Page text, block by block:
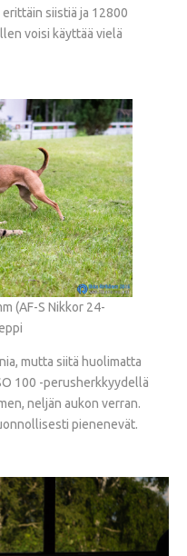
erittäin siistiä ja 12800
voisi käyttää vielä
(AF-S Nikkor 24-
mutta siitä huolimatta
100 -perusherkkyydellä
neljän aukon verran.
pienenevät.